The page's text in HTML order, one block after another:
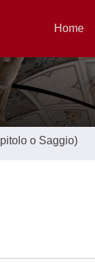
Home
o Saggio)